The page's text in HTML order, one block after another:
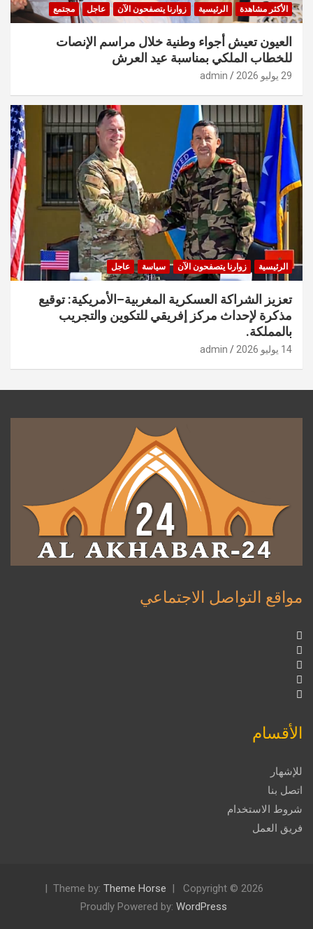
الأكثر مشاهدة الرئيسية زوارنا يتصفحون الآن عاجل مجتمع
العيون تعيش أجواء وطنية خلال مراسم الإنصات
للخطاب الملكي بمناسبة عيد العرش
29 يوليو 2026 admin
الرئيسية زوارنا يتصفحون الآن سياسة عاجل
تعزيز الشراكة العسكرية المغربية–الأمريكية: توقيع
مذكرة لإحداث مركز إفريقي للتكوين والتجريب
بالمملكة.
14 يوليو 2026 admin
مواقع التواصل الاجتماعي
الأقسام
للإشهار
اتصل بنا
شروط الاستخدام
فريق العمل
Copyright © 2026
Theme by: Theme Horse
Proudly Powered by: WordPress